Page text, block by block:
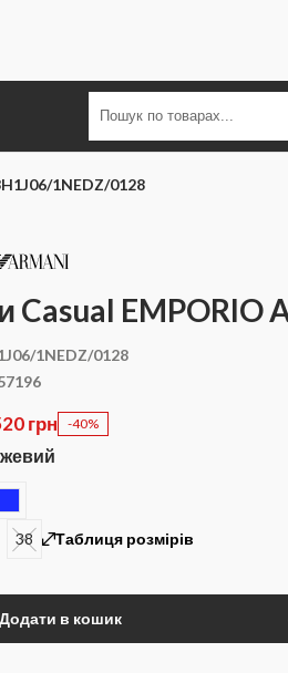
1NEDZ/0128
Casual EMPORIO
1NEDZ/0128
грн -40%
38 Таблиця розмірів
Додати в кошик